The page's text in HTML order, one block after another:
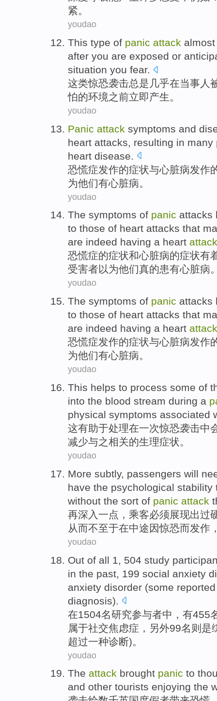
紧。
youdao
This type of panic attack almost
after you are exposed or
situation you fear.
这类惊恐袭击总是 几乎在当事人
怕的环境之前立即产生。
youdao
Panic attack symptoms and
heart attacks resulting in many
heart disease.
恐慌症发作的症状与心脏病发作
为他们有心脏病。
youdao
The symptoms of panic attacks
to those of heart attacks that
are indeed having a heart attack
恐慌症的症状和心脏病的症状有
受害者以为他们真的患有心脏病
youdao
The symptoms of panic attacks
to those of heart attacks that
are indeed having a heart attack
恐慌症发作的症状与心脏病发作
为他们有心脏病。
youdao
This helps to process some of
into the blood stream during a
physical symptoms associated
这有助于处理在一次惊恐袭击中
减少与之相关的生理症状。
youdao
More subtly, passengers will
have the psychological stability
without the sort of panic attack
再深入 一点， 乘客必须展现出过
从而不至于在中途因惊恐而发作
youdao
Out of all 1, 504 study
in the past , 199 social anxiety
anxiety disorder (some reported
diagnosis).
在1504名研究参与者中 ， 有455
属于社交焦虑症 ， 另外99名则是
超过一种诊断)。
youdao
The attack brought panic to
and other tourists enjoying the